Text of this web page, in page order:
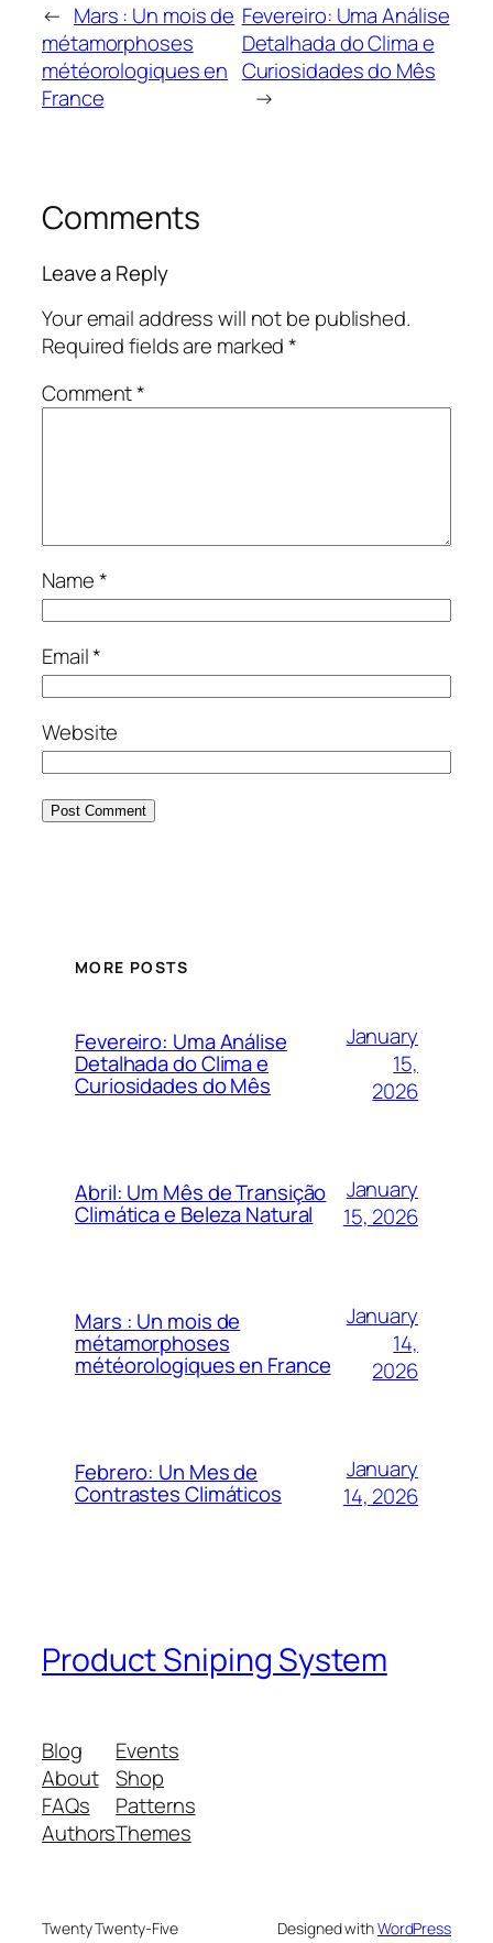
← Mars : Un mois de
métamorphoses
météorologiques en
France
Fevereiro: Uma Análise
Detalhada do Clima e
Curiosidades do Mês
→
Comments
Leave a Reply
Your email address will not be published.
Required fields are marked*
Comment*
Name*
Email*
Website
MORE POSTS
Fevereiro: Uma Análise
Detalhada do Clima e
Curiosidades do Mês
January
15,
2026
Abril: Um Mês de Transição
Climática e Beleza Natural
January
15, 2026
Mars : Un mois de
métamorphoses
météorologiques en France
January
14,
2026
Febrero: Un Mes de
Contrastes Climáticos
January
14, 2026
Product Sniping System
Blog
About
FAQs
Authors
Events
Shop
Patterns
Themes
Twenty Twenty-Five Designed withWordPress